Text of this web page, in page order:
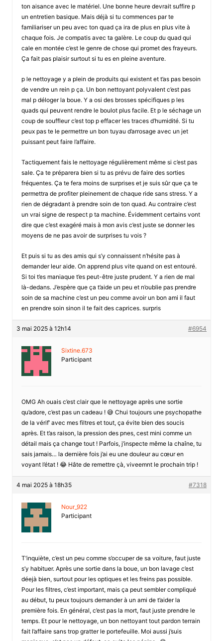
ton aisance avec le matériel. Une bonne heure devrait suffire p
un entretien basique. Mais déjà si tu commences par te
familiariser un peu avec ton quad ça ira de plus en plus vite à
chaque fois. Je compatis avec ta galère. Le coup du quad qui
cale en montée c’est le genre de chose qui promet des frayeurs.
Ça fait pas plaisir surtout si tu es en pleine aventure.
p le nettoyage y a plein de produits qui existent et t’as pas besoin
de vendre un rein p ça. Un bon nettoyant polyvalent c’est pas
mal p déloger la boue. Y a osi des brosses spécifiques p les
quads qui peuvent rendre le boulot plus facile. Et p le séchage un
coup de souffleur c’est top p effacer les traces d’humidité. Si tu
peux pas te le permettre un bon tuyau d’arrosage avec un jet
puissant peut faire l’affaire.
Tactiquement fais le nettoyage régulièrement même si c’est pas
sale. Ça te préparera bien si tu as prévu de faire des sorties
fréquentes. Ça te fera moins de surprises et je suis sûr que ça te
permettra de profiter pleinement de chaque ride sans stress. Y a
rien de dégradant à prendre soin de ton quad. Au contraire c’est
un vrai signe de respect p ta machine. Évidemment certains vont
dire que c’est exagéré mais à mon avis c’est juste se donner les
moyens de ne pas avoir de surprises tu vois ?
Et puis si tu as des amis qui s’y connaissent n’hésite pas à
demander leur aide. On apprend plus vite quand on est entouré.
Si toi t’es maniaque t’es peut-être juste prudent. Y a rien de mal
là-dedans. J’espère que ça t’aide un peu et n’oublie pas prendre
soin de sa machine c’est un peu comme avoir un bon ami il faut
en prendre soin sinon il te fait des caprices. surpris
3 mai 2025 à 12h14 #6954
Sixtine.673
Participant
OMG Ah ouais c’est clair que le nettoyage après une sortie
qu’adore, c’est pas un cadeau ! 😅 Chui toujours une psychopathe
de la vérif’ avec mes filtres et tout, ça évite bien des soucis
après. Et t’as raison, la pression des pnes, cest mini comme un
détail mais ça change tout ! Parfois, j’inspecte même la chaîne, tu
sais jamais… la dernière fois j’ai eu une douleur au cœur en
voyant l’état ! 😂 Hâte de remettre çà, viveemnt le prochain trip !
4 mai 2025 à 18h35 #7318
Nour_922
Participant
T’inquiète, c’est un peu comme s’occuper de sa voiture, faut juste
s’y habituer. Après une sortie dans la boue, un bon lavage c’est
déejà bien, surtout pour les optiques et les freins pas possible.
Pour les filtres, c’est important, mais ça peut sembler compliqué
au début, tu peux toujours demander à un ami de t’aider la
première fois. En général, c’est pas la mort, faut juste prendre le
temps. Et pour le nettoyage, un bon nettoyant tout pardon terrain
fait l’affaire sans trop gratter le portefeuille. Moi aussi j’suis